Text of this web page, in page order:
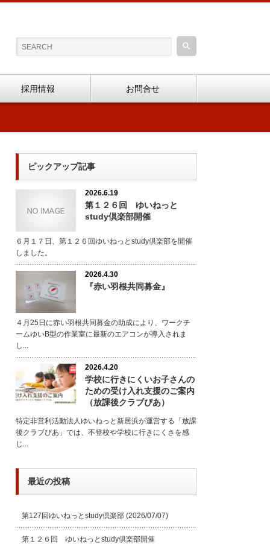
採用情報 お問合せ
ピックアップ記事
2026.6.19
第１２６回 ゆいねっと
study倶楽部開催
６月１７日、第１２６回ゆいねっとstudy倶楽部を開催
しました。
2026.4.30
『赤い羽根共同募金』
４月25日に赤い羽根共同募金の助成により、ワークチ
ームゆいB型の作業室に最新のエアコンが導入されま
し...
2026.4.20
学校に行きにくいお子さんの
ための受け入れ支援のご案内
（放課後クラブぴあ）
特定非営利活動法人ゆいねっと新居浜が運営する「放課
後クラブぴあ」では、不登校や学校に行きにくさを感
じ...
最近の投稿
第127回ゆいねっとstudy倶楽部 (2026/07/07)
第１２６回 ゆいねっとstudy倶楽部開催